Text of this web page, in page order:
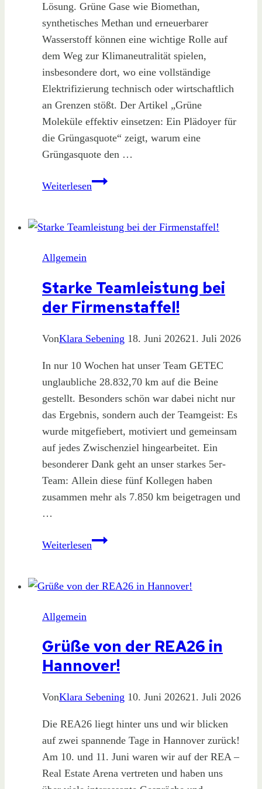
Lösung. Grüne Gase wie Biomethan,
synthetisches Methan und erneuerbarer
Wasserstoff können eine wichtige Rolle auf
dem Weg zur Klimaneutralität spielen,
insbesondere dort, wo eine vollständige
Elektrifizierung technisch oder wirtschaftlich
an Grenzen stößt. Der Artikel „Grüne
Moleküle effektiv einsetzen: Ein Plädoyer für
die Grüngasquote“ zeigt, warum eine
Grüngasquote den …
WeiterlesenDie
Allgemein
Starke Teamleistung bei
der Firmenstaffel!
VonKlara Sebening 18. Juni 202621. Juli 2026
In nur 10 Wochen hat unser Team GETEC
unglaubliche 28.832,70 km auf die Beine
gestellt. Besonders schön war dabei nicht nur
das Ergebnis, sondern auch der Teamgeist: Es
wurde mitgefiebert, motiviert und gemeinsam
auf jedes Zwischenziel hingearbeitet. Ein
besonderer Dank geht an unser starkes 5er-
Team: Allein diese fünf Kollegen haben
zusammen mehr als 7.850 km beigetragen und
…
WeiterlesenStarke
der
Allgemein
Grüße von der REA26 in
Hannover!
VonKlara Sebening 10. Juni 202621. Juli 2026
Die REA26 liegt hinter uns und wir blicken
auf zwei spannende Tage in Hannover zurück!
Am 10. und 11. Juni waren wir auf der REA –
Real Estate Arena vertreten und haben uns